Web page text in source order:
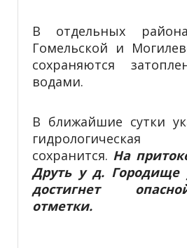
В отдельных
Гомельской и
сохраняются
водами.
В ближайшие сутки
гидрологическая
сохранится. На
Друть у д. Городище
достигнет
отметки.